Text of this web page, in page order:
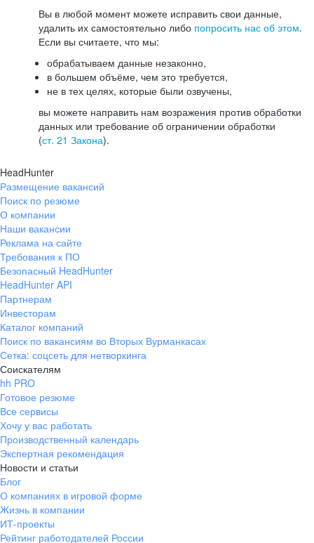
Вы в любой момент можете исправить свои данные,
удалить их самостоятельно либо попросить нас об этом.
Если вы считаете, что мы:
обрабатываем данные незаконно,
в большем объёме, чем это требуется,
не в тех целях, которые были озвучены,
вы можете направить нам возражения против обработки
данных или требование об ограничении обработки
(ст. 21 Закона).
HeadHunter
Размещение вакансий
Поиск по резюме
О компании
Наши вакансии
Реклама на сайте
Требования к ПО
Безопасный HeadHunter
HeadHunter API
Партнерам
Инвесторам
Каталог компаний
Поиск по вакансиям во Вторых Вурманкасах
Сетка: соцсеть для нетворкинга
Соискателям
hh PRO
Готовое резюме
Все сервисы
Хочу у вас работать
Производственный календарь
Экспертная рекомендация
Новости и статьи
Блог
О компаниях в игровой форме
Жизнь в компании
ИТ-проекты
Рейтинг работодателей России